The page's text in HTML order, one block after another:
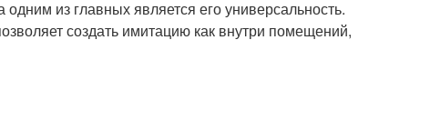
из главных является его универсальность.
создать имитацию как внутри помещений,